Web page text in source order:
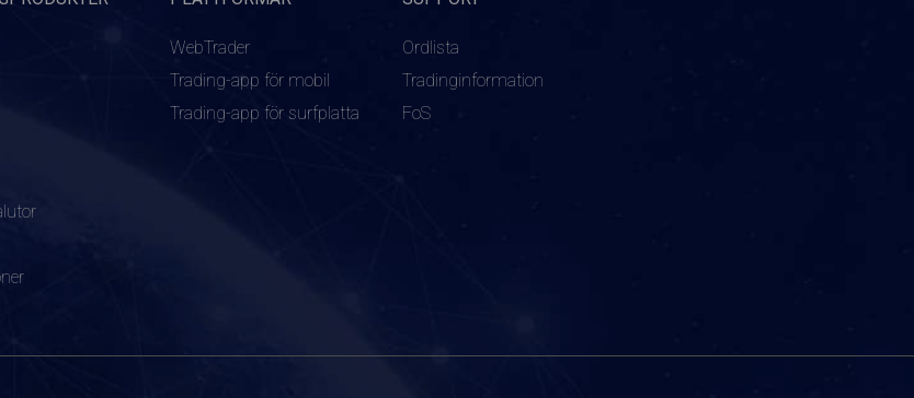
WebTrader
Trading-app för mobil
Trading-app för surfplatta
Ordlista
Tradinginformation
FoS